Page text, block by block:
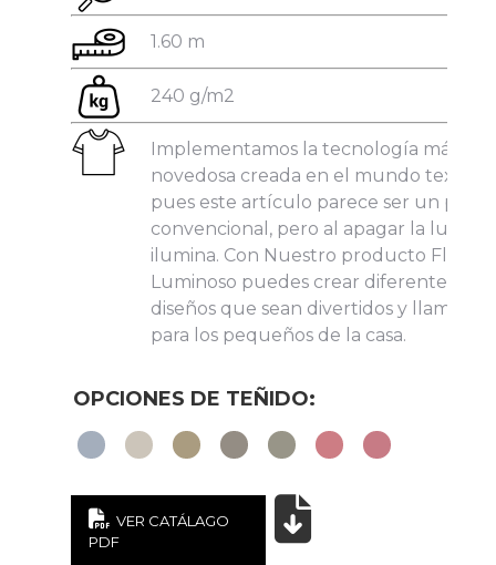
1.60 m
240 g/m2
Implementamos la tecnología más
novedosa creada en el mundo textil,
pues este artículo parece ser un polar
convencional, pero al apagar la luz se
ilumina. Con Nuestro producto Fleece
Luminoso puedes crear diferentes
diseños que sean divertidos y
para los pequeños de la casa.
VER CATÁLAGO
PDF